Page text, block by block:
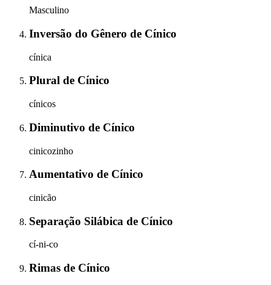
Masculino
Inversão do Gênero de Cínico
cínica
Plural de Cínico
cínicos
Diminutivo de Cínico
cinicozinho
Aumentativo de Cínico
cinicão
Separação Silábica de Cínico
cí-ni-co
Rimas de Cínico